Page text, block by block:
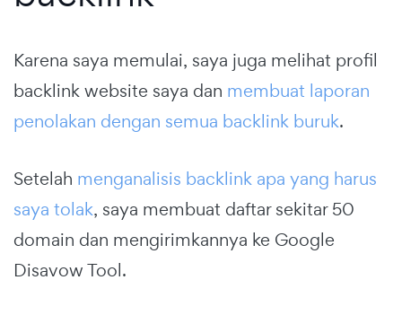
Karena saya memulai, saya juga melihat profil
backlink website saya dan membuat laporan
penolakan dengan semua backlink buruk.
Setelah menganalisis backlink apa yang harus
saya tolak, saya membuat daftar sekitar 50
domain dan mengirimkannya ke Google
Disavow Tool.